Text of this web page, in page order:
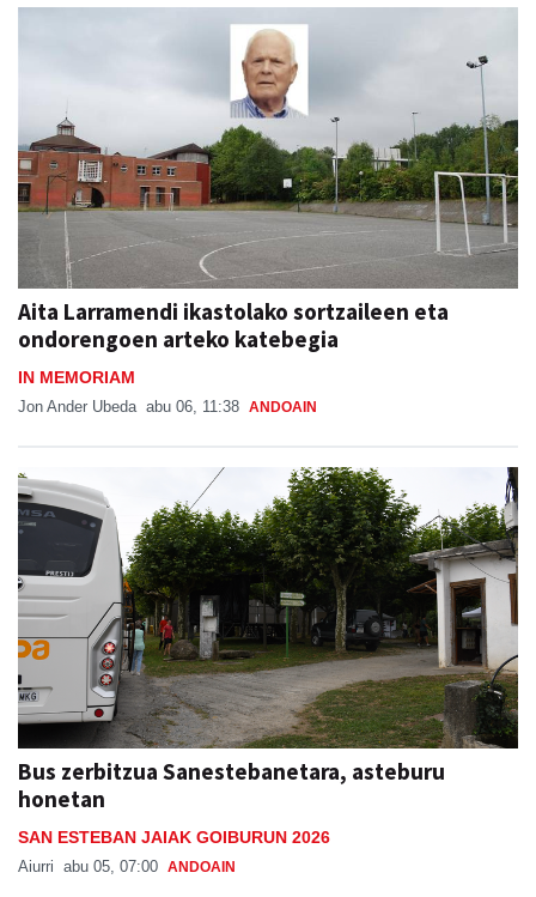
Aita Larramendi ikastolako sortzaileen eta
ondorengoen arteko katebegia
IN MEMORIAM
Jon Ander Ubeda abu 06, 11:38 ANDOAIN
Bus zerbitzua Sanestebanetara, asteburu
honetan
SAN ESTEBAN JAIAK GOIBURUN 2026
Aiurri abu 05, 07:00 ANDOAIN